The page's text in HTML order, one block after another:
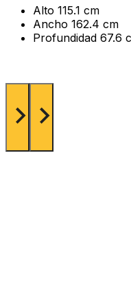
Alto 115.1 cm
Ancho 162.4 cm
Profundidad 67.6